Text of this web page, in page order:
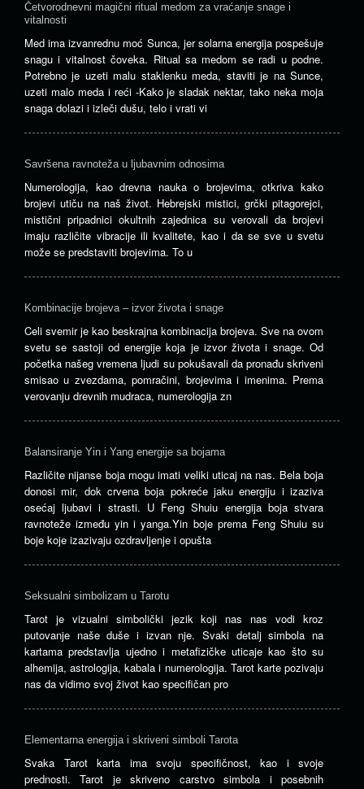
Četvorodnevni magični ritual medom za vraćanje snage i
vitalnosti
Med ima izvanrednu moć Sunca, jer solarna energija pospešuje
snagu i vitalnost čoveka. Ritual sa medom se radi u podne.
Potrebno je uzeti malu staklenku meda, staviti je na Sunce,
uzeti malo meda i reći -Kako je sladak nektar, tako neka moja
snaga dolazi i izleči dušu, telo i vrati vi
Savršena ravnoteža u ljubavnim odnosima
Numerologija, kao drevna nauka o brojevima, otkriva kako
brojevi utiču na naš život. Hebrejski mistici, grčki pitagorejci,
mistični pripadnici okultnih zajednica su verovali da brojevi
imaju različite vibracije ili kvalitete, kao i da se sve u svetu
može se predstaviti brojevima. To u
Kombinacije brojeva – izvor života i snage
Celi svemir je kao beskrajna kombinacija brojeva. Sve na ovom
svetu se sastoji od energije koja je izvor života i snage. Od
početka našeg vremena ljudi su pokušavali da pronađu skriveni
smisao u zvezdama, pomračini, brojevima i imenima. Prema
verovanju drevnih mudraca, numerologija zn
Balansiranje Yin i Yang energije sa bojama
Različite nijanse boja mogu imati veliki uticaj na nas. Bela boja
donosi mir, dok crvena boja pokreće jaku energiju i izaziva
osećaj ljubavi i strasti. U Feng Shuiu energija boja stvara
ravnoteže između yin i yanga.Yin boje prema Feng Shuiu su
boje koje izazivaju ozdravljenje i opušta
Seksualni simbolizam u Tarotu
Tarot je vizualni simbolički jezik koji nas nas vodi kroz
putovanje naše duše i izvan nje. Svaki detalj simbola na
kartama predstavlja ujedno i metafizičke uticaje kao što su
alhemija, astrologija, kabala i numerologija. Tarot karte pozivaju
nas da vidimo svoj život kao specifičan pro
Elementarna energija i skriveni simboli Tarota
Svaka Tarot karta ima svoju specifičnost, kao i svoje
prednosti. Tarot je skriveno carstvo simbola i posebnih